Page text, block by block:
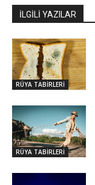
İLGİLİ YAZILAR
RÜYA TABİRLERİ
RÜYA TABİRLERİ